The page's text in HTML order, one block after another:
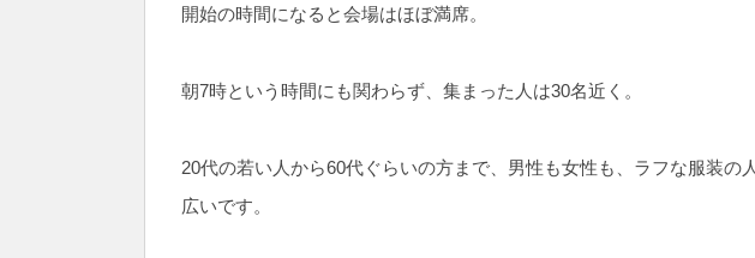
開始の時間になると会場はほぼ満席。
朝7時という時間にも関わらず、集まった人は30名近く。
20代の若い人から60代ぐらいの方まで、男性も女性も、ラフな服装の
広いです。